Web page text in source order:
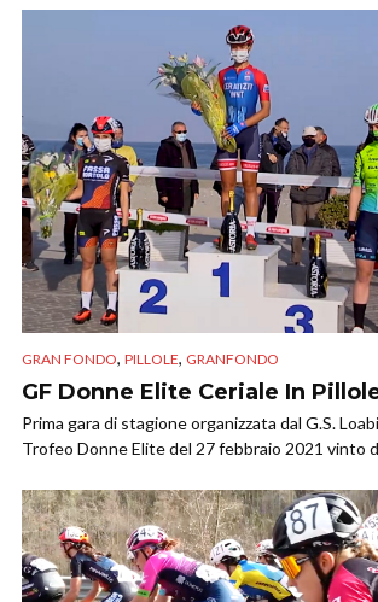
GRAN FONDO, PILLOLE, GRANFONDO
GF Donne Elite Ceriale In
Prima gara di stagione organizzata dal G.S.
Trofeo Donne Elite del 27 febbraio 2021 vinto